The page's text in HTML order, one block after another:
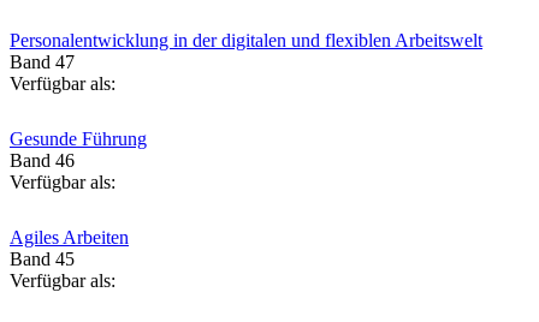
Personalentwicklung in der digitalen und flexiblen Arbeitswelt
Band 47
Verfügbar als:
Gesunde Führung
Band 46
Verfügbar als:
Agiles Arbeiten
Band 45
Verfügbar als: